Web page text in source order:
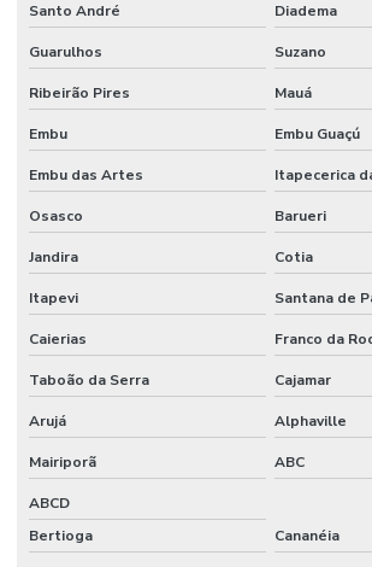
Preço aluguel de compressor para pintura
Régua vibratória para concreto aluguel
Valor aluguel escora de ferro
Valor de aluguel de lavadora de alta pressão
Valor de locação de betoneira
Santo André Diadema
Guarulhos Suzano
Ribeirão Pires Mauá
Embu Embu Guaçú
Embu das Artes Itapecerica
Osasco Barueri
Jandira Cotia
Itapevi Santana de
Caierias Franco da
Taboão da Serra Cajamar
Arujá Alphaville
Mairiporã ABC
ABCD
Bertioga
Cananéia